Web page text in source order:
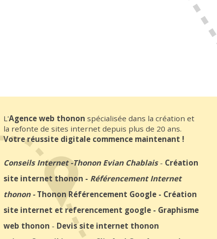
L'Agence web thonon spécialisée dans la création et
la refonte de sites internet depuis plus de 20 ans.
Votre réussite digitale commence maintenant !
Conseils Internet-Thonon Evian Chablais- Création
site internet thonon - Référencement Internet
thonon- Thonon Référencement Google - Création
site internet et referencement google - Graphisme
web thonon - Devis site internet thonon